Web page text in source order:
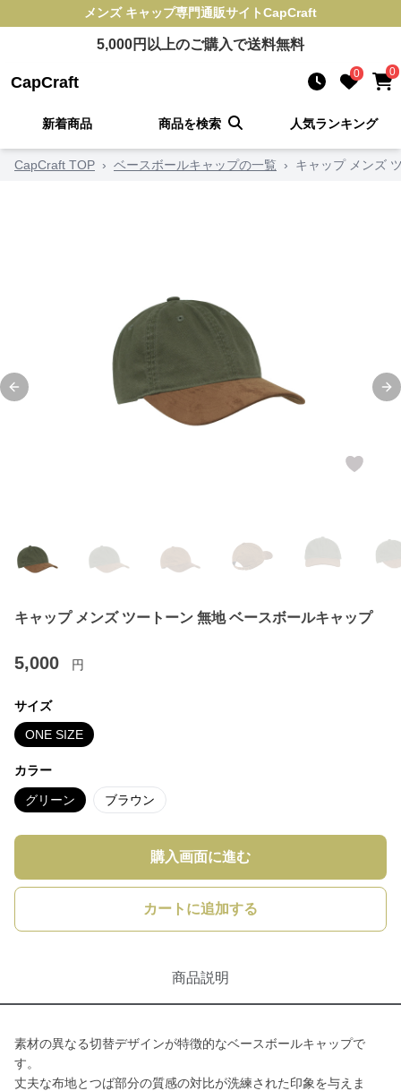
メンズ キャップ専門通販サイトCapCraft
5,000円以上のご購入で送料無料
CapCraft 0 0
新着商品 商品を検索 人気ランキング
CapCraft TOP › ベースボールキャップの一覧 › キャップ メンズ
Previous slide
キャップ メンズ ツートーン 無地 ベースボールキャップ
5,000 円
サイズ
ONE SIZE
カラー
グリーン ブラウン
購入画面に進む
カートに追加する
商品説明
素材の異なる切替デザインが特徴的なベースボールキャップで
す。
丈夫な布地とつば部分の質感の対比が洗練された印象を与えま